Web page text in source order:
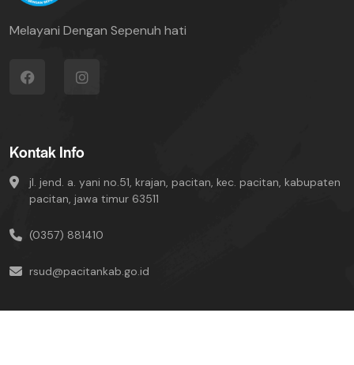
Melayani Dengan Sepenuh hati
Kontak Info
jl. jend. a. yani no.51, krajan, pacitan, kec. pacitan, kabupaten
pacitan, jawa timur 63511
(0357) 881410
rsud@pacitankab.go.id